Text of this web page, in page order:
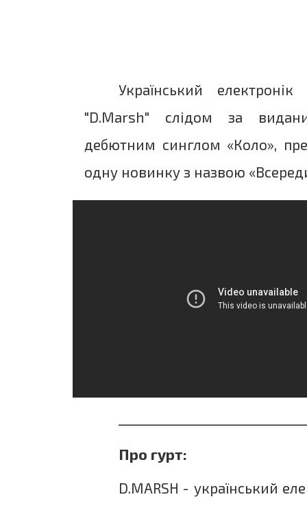
Український
"D.Marsh" слідом за
дебютним синглом «Коло»,
одну новинку з назвою
Про гурт:
D.MARSH - український